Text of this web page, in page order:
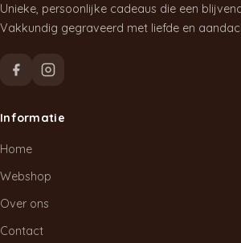
Deze
optie
gekozen
op
de
Unieke, persoonlijke cadeaus die een
Vakkundig gegraveerd met liefde en
Informatie
Home
Webshop
Over ons
Contact